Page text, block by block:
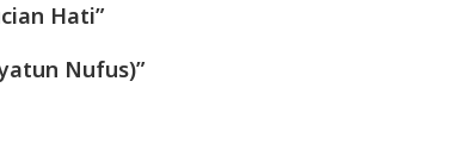
Hati”
Nufus)”